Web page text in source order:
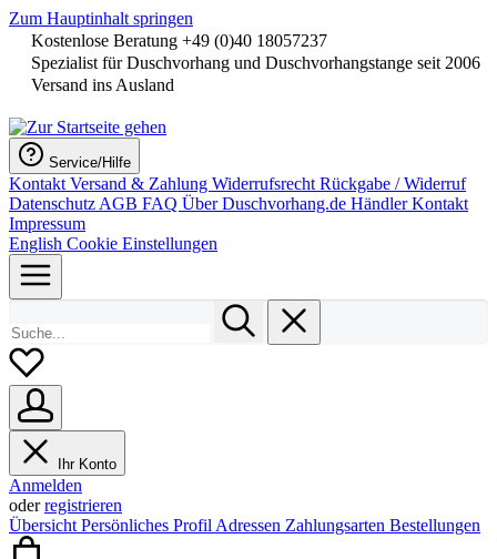
Zum Hauptinhalt springen
Kostenlose Beratung +49 (0)40 18057237
Spezialist für Duschvorhang und Duschvorhangstange seit 2006
Versand ins Ausland
Service/Hilfe
Kontakt Versand & Zahlung Widerrufsrecht Rückgabe / Widerruf
Datenschutz AGB FAQ Über Duschvorhang.de Händler Kontakt
Impressum
English Cookie Einstellungen
Ihr Konto
Anmelden
oderregistrieren
Übersicht Persönliches Profil Adressen Zahlungsarten Bestellungen